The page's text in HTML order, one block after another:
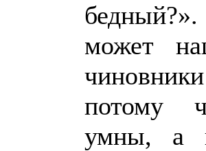
может
потому
умны, а